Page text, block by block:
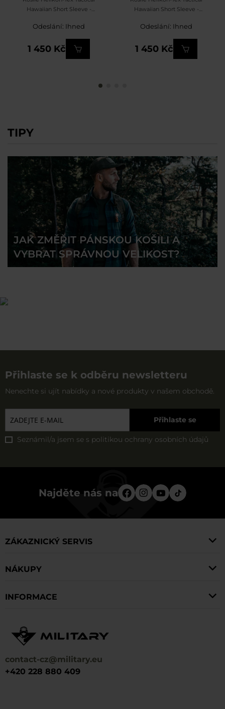
Hawaiian Short Sleeve -
Odeslání: Ihned
1 450 Kč
Hawaiian Short Sleeve -
Odeslání: Ihned
1 450 Kč
TIPY
JAK ZMĚŘIT PÁNSKOU KOŠILI A
VYBRAT SPRÁVNOU VELIKOST?
Přihlaste se k odběru newsletteru
Nenechte si ujít nabídky a nové produkty v našem obchodě.
Přihlaste se
Seznámil/a jsem se s politikou ochrany osobních údajů
Najděte nás na
contact-cz@military.eu
+420 228 880 409
ZÁKAZNICKÝ SERVIS
NÁKUPY
INFORMACE